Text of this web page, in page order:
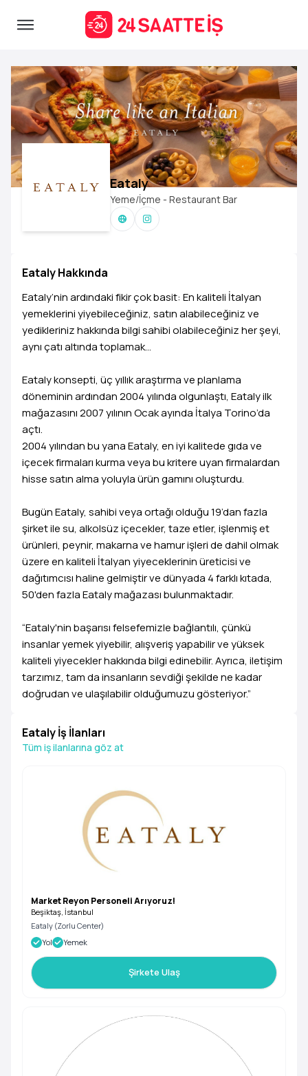
Eataly
Yeme/İçme - Restaurant Bar
Eataly Hakkında
Eataly’nin ardındaki fikir çok basit: En kaliteli İtalyan
yemeklerini yiyebileceğiniz, satın alabileceğiniz ve
yedikleriniz hakkında bilgi sahibi olabileceğiniz her şeyi,
aynı çatı altında toplamak…
Eataly konsepti, üç yıllık araştırma ve planlama
döneminin ardından 2004 yılında olgunlaştı, Eataly ilk
mağazasını 2007 yılının Ocak ayında İtalya Torino’da
açtı.
2004 yılından bu yana Eataly, en iyi kalitede gıda ve
içecek firmaları kurma veya bu kritere uyan firmalardan
hisse satın alma yoluyla ürün gamını oluşturdu.
Bugün Eataly, sahibi veya ortağı olduğu 19’dan fazla
şirket ile su, alkolsüz içecekler, taze etler, işlenmiş et
ürünleri, peynir, makarna ve hamur işleri de dahil olmak
üzere en kaliteli İtalyan yiyeceklerinin üreticisi ve
dağıtımcısı haline gelmiştir ve dünyada 4 farklı kıtada,
50'den fazla Eataly mağazası bulunmaktadır.
“Eataly'nin başarısı felsefemizle bağlantılı, çünkü
insanlar yemek yiyebilir, alışveriş yapabilir ve yüksek
kaliteli yiyecekler hakkında bilgi edinebilir. Ayrıca, iletişim
tarzımız, tam da insanların sevdiği şekilde ne kadar
doğrudan ve ulaşılabilir olduğumuzu gösteriyor.”
Eataly İş İlanları
Tüm iş ilanlarına göz at
Market Reyon Personeli Arıyoruz!
Beşiktaş, İstanbul
Eataly (Zorlu Center)
Yol
Yemek
Şirkete Ulaş